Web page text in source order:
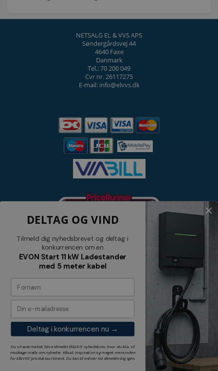
NETSALG EL & VVS APS
Søndergårdsvej 44
4640 Faxe
Danmark
Tel.: 70 200 049
Cvr nr. 26117275
E-mail: info@elvvs.dk
Nyhedsbrev
Tilmeld dig vores nyhedsbrev og
modtag relevante tilbud og nyheder
Tilmeld
DELTAG OG VIND
Tilmeld dig nyhedsbrevet og deltag i
konkurrencen om en
EVON Start 11 kW Ladestander
med 5 meter kabel
Deltag i konkurrencen nu →
Du vil automatisk blive tilmeldt El&VVS' nyhedsbrev, hvor du bl.a. vil
modtage mails om nyheder, tilbud, inspiration og meget mere inden
forEl&VVS'produktsortiment. Du kan til enhver tid afmelde dig igen.